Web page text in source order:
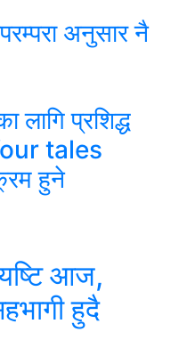
अनुसार नै
लागि प्रशिद्ध
tales
हुने
आज,
हुदै